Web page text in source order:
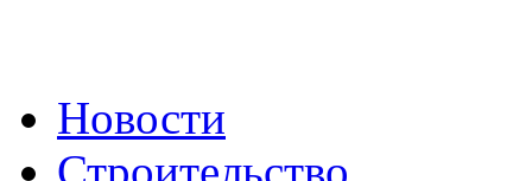
Новости
Строительство